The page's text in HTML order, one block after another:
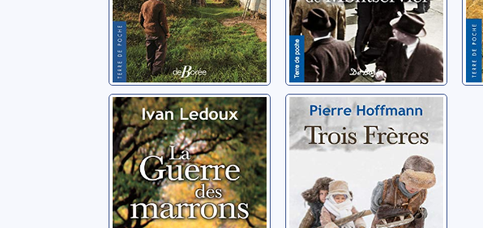
La guerre des
marrons
Ledoux, Ivan
Trois frères
Hoffmann, Pierre